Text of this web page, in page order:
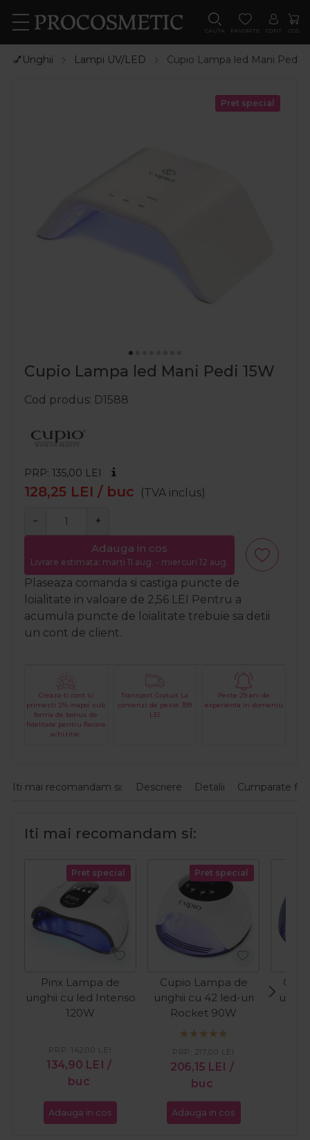
CAUTA FAVORITE CONT COS
💅Unghii Lampi UV/LED Cupio Lampa led Mani Pedi
Pret special
Cupio Lampa led Mani Pedi 15W
Cod produs D1588
PRP: 135,00 LEI
128,25 LEI / buc (TVA inclus)
− +
Adauga in cos
Livrare estimata: marți 11 aug. - miercuri 12 aug.
Plaseaza comanda si castiga puncte de
loialitate in valoare de 2,56 LEI Pentru a
acumula puncte de loialitate trebuie sa detii
un cont de client.
Creaza-ti cont si
primesti 2% inapoi sub
forma de bonus de
fidelitate pentru fiecare
achizitie.
Transport Gratuit La
comenzi de peste 399
LEI
Peste 29 ani de
experienta in domeniu
Iti mai recomandam si: Descriere Detalii Cumparate
Iti mai recomandam si:
Pret special
Pinx Lampa de
unghii cu led Intenso
120W
134,90 LEI /
buc
PRP: 142,00 LEI
Adauga in cos
Pret special
Cupio Lampa de
unghii cu 42 led-uri
Rocket 90W
206,15 LEI /
buc
PRP: 217,00 LEI
Adauga in cos